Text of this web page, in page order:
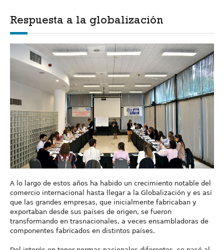
Respuesta a la globalización
A lo largo de estos años ha habido un crecimiento notable del
comercio internacional hasta llegar a la Globalización y es así
que las grandes empresas, que inicialmente fabricaban y
exportaban desde sus países de origen, se fueron
transformando en trasnacionales, a veces ensambladoras de
componentes fabricados en distintos países.